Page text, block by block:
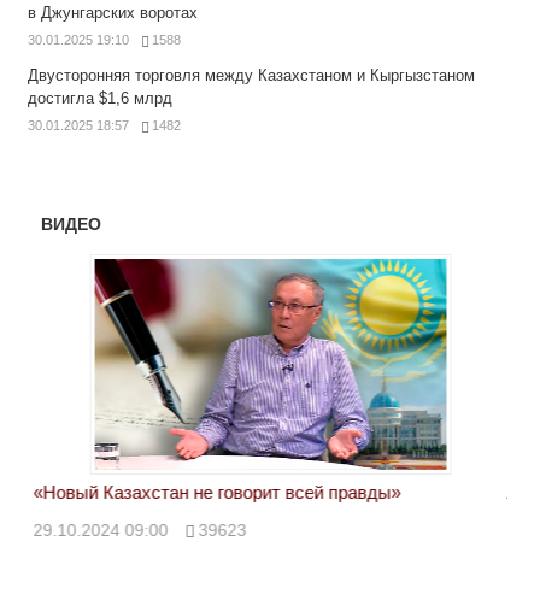
в Джунгарских воротах
30.01.2025 19:10 1588
Двусторонняя торговля между Казахстаном и Кыргызстаном
достигла $1,6 млрд
30.01.2025 18:57 1482
ВИДЕО
«Новый Казахстан не говорит всей правды»
29.10.2024 09:00 39623